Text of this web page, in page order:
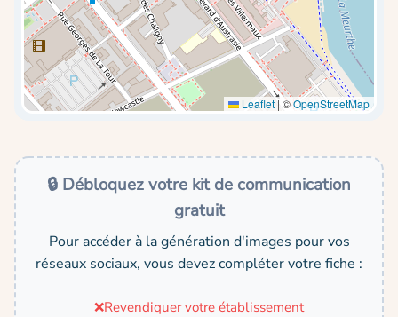
Leaflet |©OpenStreetMap
🔒 Débloquez votre kit de communication
gratuit
Pour accéder à la génération d'images pour vos
réseaux sociaux, vous devez compléter votre fiche :
❌Revendiquer votre établissement